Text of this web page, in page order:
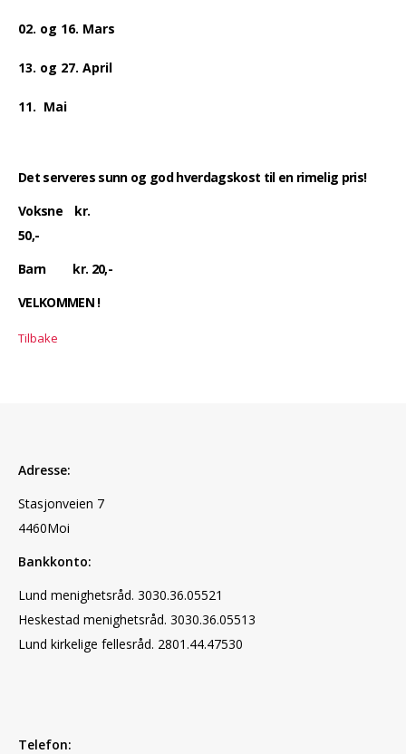
02. og 16. Mars
13. og 27. April
11. Mai
Det serveres sunn og god hverdagskost til en rimelig pris!
Voksne kr.
50,-
Barn kr. 20,-
VELKOMMEN !
Tilbake
Adresse:
Stasjonveien 7
4460Moi
Bankkonto:
Lund menighetsråd. 3030.36.05521
Heskestad menighetsråd. 3030.36.05513
Lund kirkelige fellesråd. 2801.44.47530
Telefon: